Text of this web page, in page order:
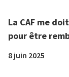
La CAF me
pour être
8 juin 2025